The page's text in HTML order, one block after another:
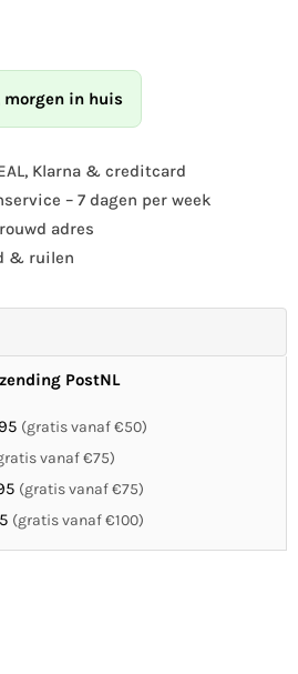
morgen in huis
Klarna & creditcard
– 7 dagen per week
adres
& ruilen
PostNL
(gratis vanaf €50)
vanaf €75)
(gratis vanaf €75)
(gratis vanaf €100)